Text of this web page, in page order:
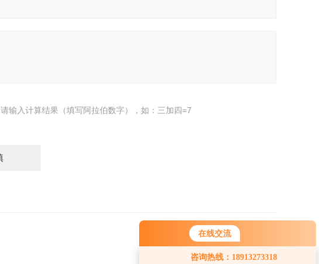
在线交流
咨询热线：18913273318
请输入计算结果（填写阿拉伯数字），如：三加四=7